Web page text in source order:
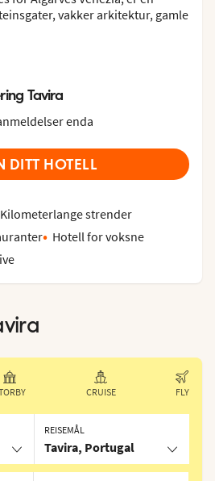
vakker arkitektur, gamle
Tavira
enda
DITT HOTELL
Kilometerlange strender
Hotell for voksne
CRUISE FLY
REISEMÅL
Tavira, Portugal